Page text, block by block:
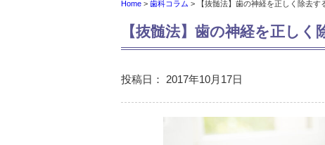
Home > 歯科コラム > 【抜髄法】歯の神経を正しく除去す
【抜髄法】歯の神経を正し
投稿日： 2017年10月17日